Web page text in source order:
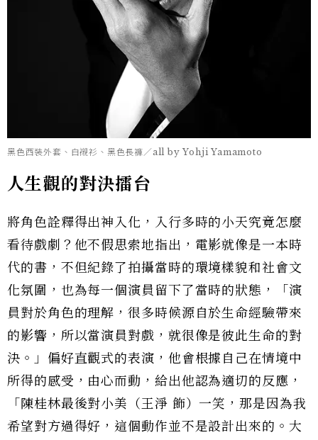
黑色西裝外套、白襯衫、黑色長褲／all by Yohji Yamamoto
人生觀的對決擂台
將角色詮釋得出神入化，入行多時的小天究竟怎麼
看待戲劇？他不假思索地指出，電影就像是一本時
代的書，不但紀錄了拍攝當時的環境樣貌和社會文
化氛圍，也為每一個演員留下了當時的狀態，「演
員對於角色的理解，很多時候源自於生命經驗帶來
的影響，所以當演員對戲，就很像是彼此生命的對
決。」偏好直觀式的表演，他會根據自己在情境中
所得的感受，由心而動，給出他認為適切的反應，
「陳桂林最後對小美（王淨 飾）一笑，那是因為我
希望對方過得好，這個動作並不是設計出來的。大